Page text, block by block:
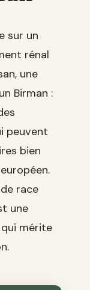
sur un
rénal
une
Birman :
peuvent
bien
race
une
mérite